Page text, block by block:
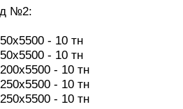
№2:
- 10 тн
- 10 тн
- 10 тн
- 10 тн
- 10 тн